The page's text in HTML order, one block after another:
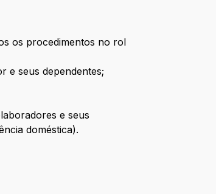
os procedimentos no rol
e seus dependentes;
e seus
doméstica).